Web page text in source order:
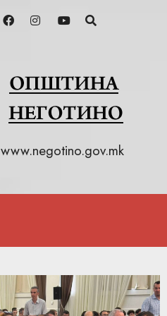
www.negotino.gov.mk